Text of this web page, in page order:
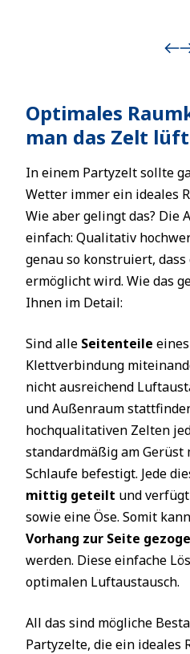
Optimales
man das Zelt
In einem Partyzelt sollte
Wetter immer ein ideales
Wie aber gelingt das? Die
einfach: Qualitativ
genau so konstruiert,
ermöglicht wird. Wie das
Ihnen im Detail:
Sind alle Seitenteile
Klettverbindung
nicht ausreichend
und Außenraum
hochqualitativen Zelten
standardmäßig am
Schlaufe befestigt. Jede
mittig geteilt und
sowie eine Öse. Somit
Vorhang zur Seite
werden. Diese einfache
optimalen Luftaustausch.
All das sind mögliche
Partyzelte, die ein ideales